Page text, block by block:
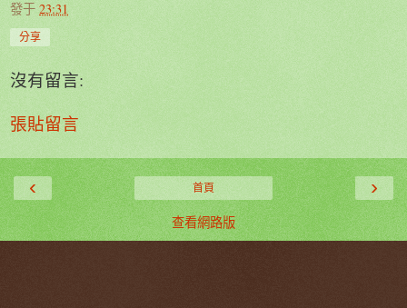
發于 23:31
分享
沒有留言:
張貼留言
‹ ›
首頁
查看網路版